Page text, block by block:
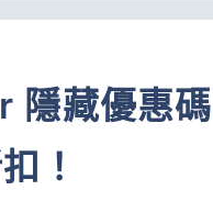
隱藏優惠
！